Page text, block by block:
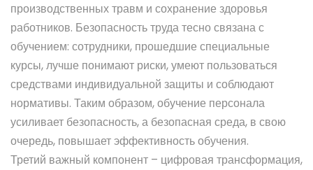
производственных травм и сохранение здоровья
работников. Безопасность труда тесно связана с
обучением: сотрудники, прошедшие специальные
курсы, лучше понимают риски, умеют пользоваться
средствами индивидуальной защиты и соблюдают
нормативы. Таким образом,обучение персонала
усиливает безопасность, а безопасная среда, в свою
очередь, повышает эффективность обучения.
Третий важный компонент – цифровая трансформация,